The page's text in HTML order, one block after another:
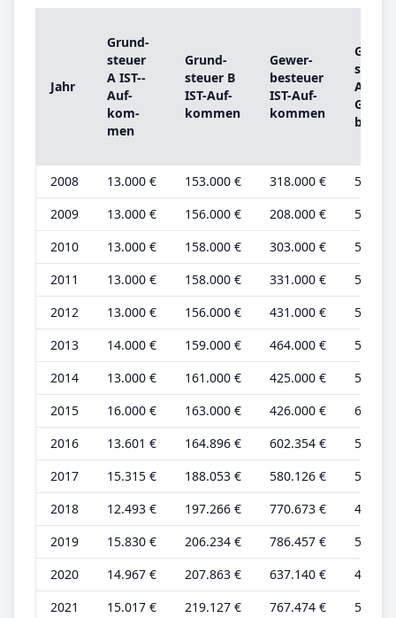
Jahr
Grund­
steu­er
A IST-­
Auf­
kom­
men
Grund­
steu­er B
IST-­Auf­
kom­men
Ge­wer­
be­steu­er
IST-­Auf­
kom­men
Grund­
steu­er
A
Grund­
be­trag
2008 13.000 € 153.000 € 318.000 €
5.000 €
2009
13.000 € 156.000 € 208.000 €
5.000 €
2010
13.000 € 158.000 € 303.000 €
5.000 €
2011
13.000 € 158.000 € 331.000 €
5.000 €
2012
13.000 € 156.000 € 431.000 €
5.000 €
2013
14.000 € 159.000 € 464.000 €
5.000 €
2014
13.000 € 161.000 € 425.000 €
5.000 €
2015
16.000 € 163.000 € 426.000 €
6.000 €
2016
13.601 € 164.896 € 602.354 €
5.037 €
2017
15.315 € 188.053 € 580.126 €
5.105 €
2018
12.493 € 197.266 € 770.673 €
4.164 €
2019
15.830 € 206.234 € 786.457 €
5.277 €
2020
14.967 € 207.863 € 637.140 €
4.989 €
2021
15.017 € 219.127 € 767.474 €
5.006 €